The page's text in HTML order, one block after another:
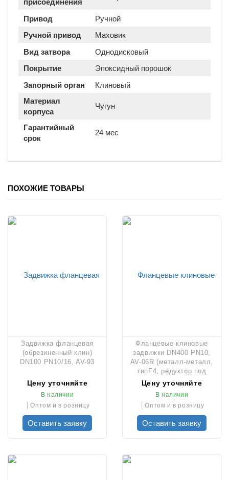
присоединения
Привод
Ручной
Ручной привод
Маховик
Вид затвора
Однодисковый
Покрытие
Эпоксидный порошок
Запорный орган
Клиновый
Материал
корпуса
Чугун
Гарантийный
срок
24 мес
ПОХОЖИЕ ТОВАРЫ
Задвижка фланцевая
(обрезиненный клин)
DN100 PN10/16, AV-93
Цену уточняйте
В наличии
Оптом и в розницу
Оставить заявку
Фланцевые клиновые
задвижки DN400 PN10,
AV-06R (металл-металл,
типF4, редуктор под
привод, со штурвалом)
Цену уточняйте
В наличии
Оптом и в розницу
Оставить заявку